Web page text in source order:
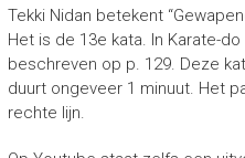
Tekki Nidan betekent
Het is de 13e kata. In Karate-
beschreven op p. 129. Deze
duurt ongeveer 1 minuut. Het
rechte lijn.